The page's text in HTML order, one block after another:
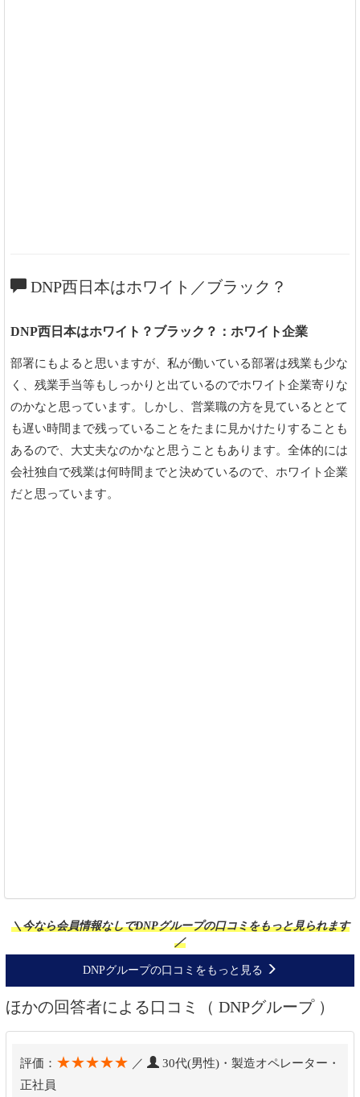
DNP西日本はホワイト／ブラック？
DNP西日本はホワイト？ブラック？：ホワイト企業
部署にもよると思いますが、私が働いている部署は残業も少な
く、残業手当等もしっかりと出ているのでホワイト企業寄りな
のかなと思っています。しかし、営業職の方を見ているととて
も遅い時間まで残っていることをたまに見かけたりすることも
あるので、大丈夫なのかなと思うこともあります。全体的には
会社独自で残業は何時間までと決めているので、ホワイト企業
だと思っています。
＼今なら会員情報なしでDNPグループの口コミをもっと見られます
／
DNPグループの口コミをもっと見る
ほかの回答者による口コミ（ DNPグループ ）
評価： ★★★★★ ／
30代(男性)・製造オペレーター・
正社員